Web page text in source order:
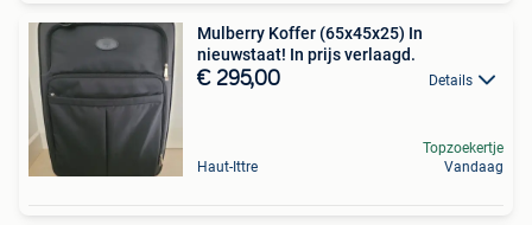
Mulberry Koffer (65x45x25) In
nieuwstaat! In prijs verlaagd.
€ 295,00 Details
Haut-Ittre
Topzoekertje
Vandaag